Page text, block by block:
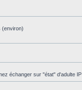
(environ)
échanger sur "état" d'adulte IP